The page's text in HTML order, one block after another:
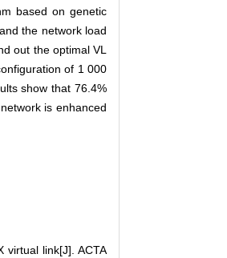
based on genetic
the network load
out the optimal VL
of 1 000
show that 76.4%
is enhanced
virtual link[J]. ACTA